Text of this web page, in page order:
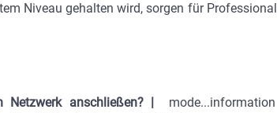
Niveau gehalten wird, sorgen für
Netzwerk anschließen? |